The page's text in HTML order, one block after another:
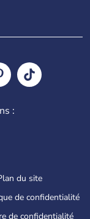
:
du site
de confidentialité
de confidentialité